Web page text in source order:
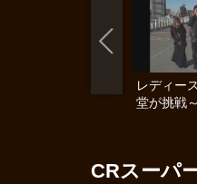
レディー
堂が挑戦
CRスーパ